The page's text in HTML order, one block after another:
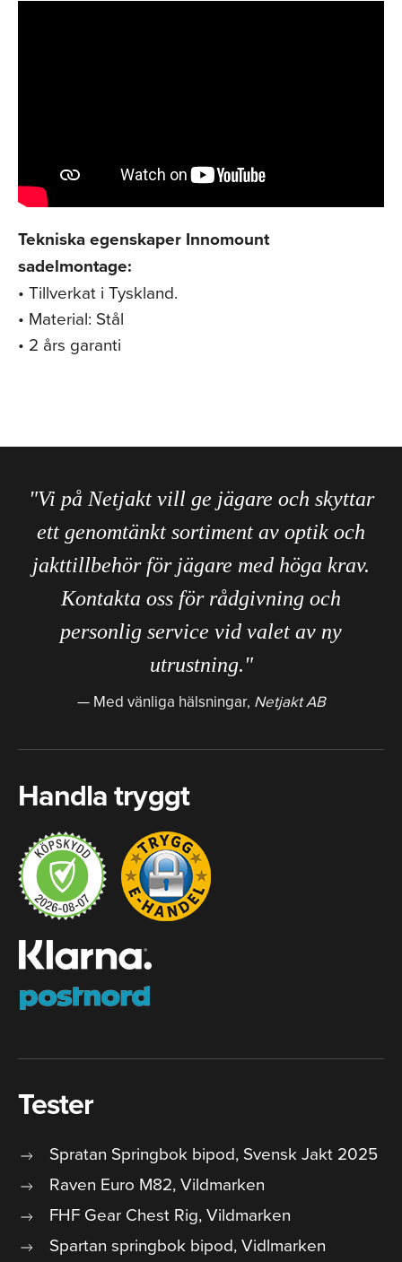
Tekniska egenskaper Innomount
sadelmontage:
• Tillverkat i Tyskland.
• Material: Stål
• 2 års garanti
"Vi på Netjakt vill ge jägare och skyttar
ett genomtänkt sortiment av optik och
jakttillbehör för jägare med höga krav.
Kontakta oss för rådgivning och
personlig service vid valet av ny
utrustning."
Med vänliga hälsningar, Netjakt AB
Handla tryggt
Tester
Spratan Springbok bipod, Svensk Jakt 2025
Raven Euro M82, Vildmarken
FHF Gear Chest Rig, Vildmarken
Spartan springbok bipod, Vidlmarken